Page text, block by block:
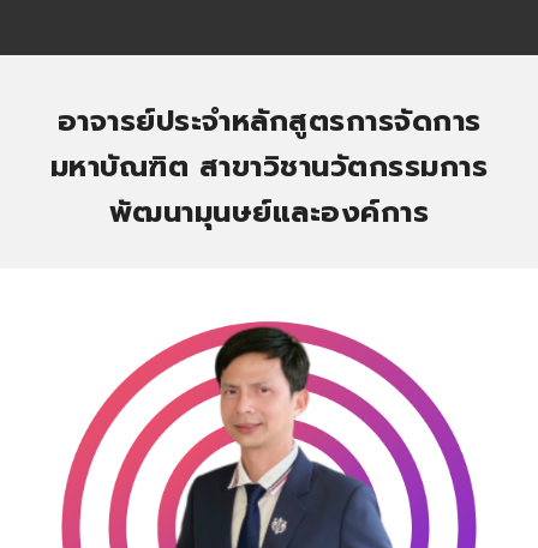
อาจารย์ประจำหลักสูตรการจัดการ
มหาบัณฑิต สาขาวิชานวัตกรรมการ
พัฒนามุนษย์และองค์การ